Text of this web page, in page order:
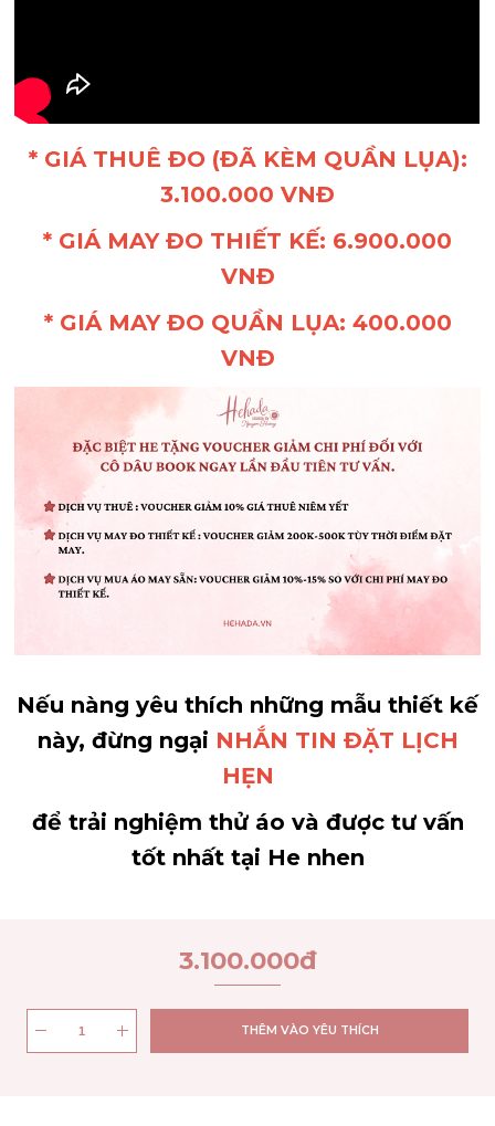
* GIÁ THUÊ ĐO (ĐÃ KÈM QUẦN LỤA):
3.100.000 VNĐ
* GIÁ MAY ĐO THIẾT KẾ: 6.900.000
VNĐ
* GIÁ MAY ĐO QUẦN LỤA: 400.000
VNĐ
Nếu nàng yêu thích những mẫu thiết kế
này, đừng ngại NHẮN TIN ĐẶT LỊCH
HẸN
để trải nghiệm thử áo và được tư vấn
tốt nhất tại He nhen
3.100.000đ
THÊM VÀO YÊU THÍCH